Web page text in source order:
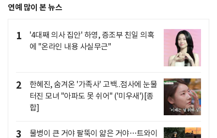
연예 많이 본 뉴스
1
'4대째 의사 집안' 하영, 증조부 친일 의혹
에 "온라인 내용 사실무근"
2
한혜진, 숨겨온 '가족사' 고백..점사에 눈물
터진 모녀 "아파도 못 쉬어" ('미우새')[종
합]
3
물병이 큰 거야 팔뚝이 얇은 거야…트와이